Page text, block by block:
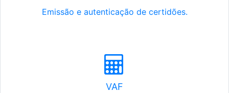
Emissão e autenticação de certidões.
VAF